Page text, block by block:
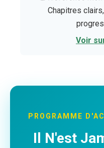
Chapitres
Voir
PROGRAMME
Il N'est